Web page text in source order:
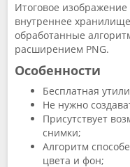
Итоговое изображение
внутреннее
обработанные
расширением PNG.
Особенности
Бесплатная
Не нужно
Присутствует
снимки;
Алгоритм
цвета и фон;